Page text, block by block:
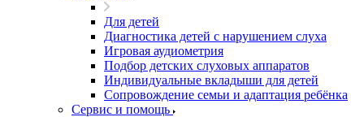
Для детей
Диагностика детей с нарушением слуха
Игровая аудиометрия
Подбор детских слуховых аппаратов
Индивидуальные вкладыши для детей
Сопровождение семьи и адаптация ребёнка
Сервис и помощь